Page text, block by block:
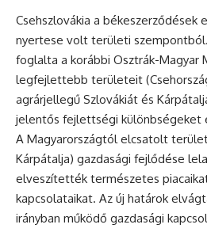
Csehszlovákia a békeszerződések
nyertese volt területi
foglalta a korábbi Osztrák-Magyar
legfejlettebb területeit
agrárjellegű Szlovákiát és
jelentős fejlettségi különbségeket
A Magyarországtól elcsatolt
Kárpátalja) gazdasági fejlődése
elveszítették természetes
kapcsolataikat. Az új határok
irányban működő gazdasági